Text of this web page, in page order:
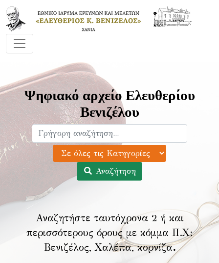
Ψηφιακό αρχείο Ελευθερίου
Βενιζέλου
Αναζήτηση
Αναζητήστε ταυτόχρονα 2 ή και
περισσότερους όρους με κόμμα Π.Χ:
Βενιζέλος, Χαλέπα, κορνίζα.